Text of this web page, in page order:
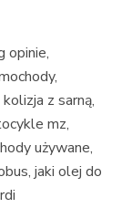
opinie,
z sarną,
mz,
używane,
jaki olej do